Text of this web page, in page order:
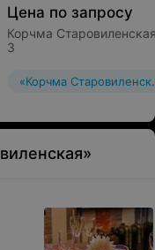
Цена по запросу
Корчма
3
«Корчма